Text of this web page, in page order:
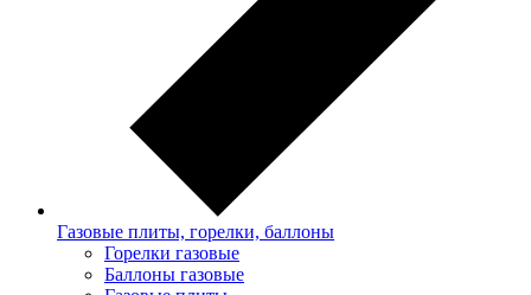
Газовые плиты, горелки, баллоны
Горелки газовые
Баллоны газовые